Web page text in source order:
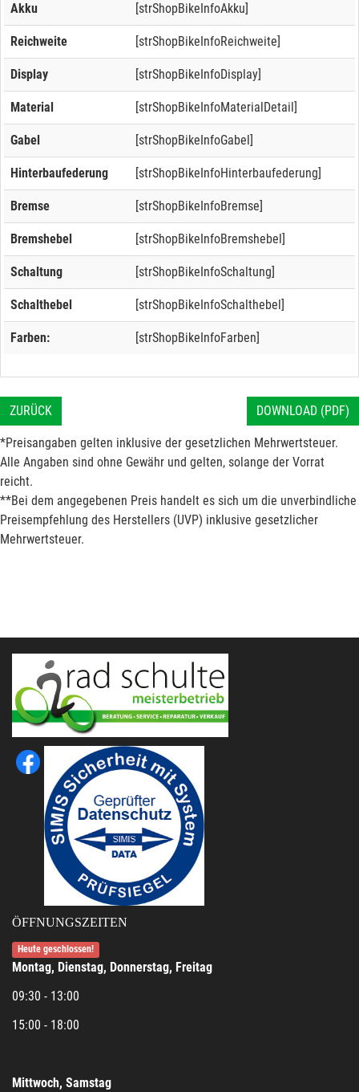
Akku [strShopBikeInfoAkku]
Reichweite [strShopBikeInfoReichweite]
Display [strShopBikeInfoDisplay]
Material [strShopBikeInfoMaterialDetail]
Gabel [strShopBikeInfoGabel]
Hinterbaufederung [strShopBikeInfoHinterbaufederung]
Bremse [strShopBikeInfoBremse]
Bremshebel [strShopBikeInfoBremshebel]
Schaltung [strShopBikeInfoSchaltung]
Schalthebel [strShopBikeInfoSchalthebel]
Farben: [strShopBikeInfoFarben]
ZURÜCK DOWNLOAD (PDF)
*Preisangaben gelten inklusive der gesetzlichen Mehrwertsteuer.
Alle Angaben sind ohne Gewähr und gelten, solange der Vorrat
reicht.
**Bei dem angegebenen Preis handelt es sich um die unverbindliche
Preisempfehlung des Herstellers (UVP) inklusive gesetzlicher
Mehrwertsteuer.
ÖFFNUNGSZEITEN
Heute geschlossen!
Montag, Dienstag, Donnerstag, Freitag
09:30 - 13:00
15:00 - 18:00
Mittwoch, Samstag